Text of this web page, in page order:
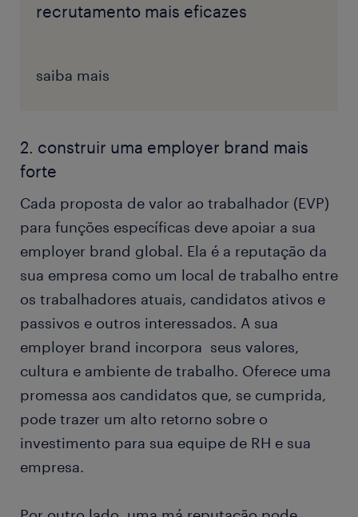
recrutamento mais eficazes
saiba mais
2. construir uma employer brand mais
forte
Cada proposta de valor ao trabalhador (EVP)
para funções específicas deve apoiar a sua
employer brand global. Ela é a reputação da
sua empresa como um local de trabalho entre
os trabalhadores atuais, candidatos ativos e
passivos e outros interessados. A sua
employer brand incorpora seus valores,
cultura e ambiente de trabalho. Oferece uma
promessa aos candidatos que, se cumprida,
pode trazer um alto retorno sobre o
investimento para sua equipe de RH e sua
empresa.